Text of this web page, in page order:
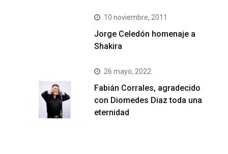
10 noviembre, 2011
Jorge Celedón homenaje a
Shakira
26 mayo, 2022
Fabián Corrales, agradecido
con Diomedes Diaz toda una
eternidad